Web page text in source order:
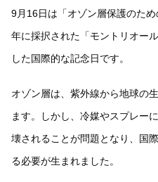
9月16日は「オゾン層保護のた
年に採択された「モントリオー
した国際的な記念日です。
オゾン層は、紫外線から地球の
ます。しかし、冷媒やスプレー
壊されることが問題となり、国
る必要が生まれました。